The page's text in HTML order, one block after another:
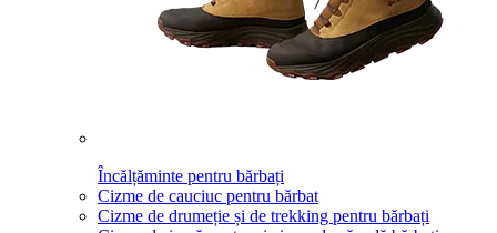
Încălțăminte pentru bărbați
Cizme de cauciuc pentru bărbat
Cizme de drumeție și de trekking pentru bărbați